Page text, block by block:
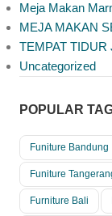
Meja Makan
MEJA MAKAN
TEMPAT TIDUR
Uncategorized
POPULAR
Funiture Bandung
Funiture
Furniture Bali